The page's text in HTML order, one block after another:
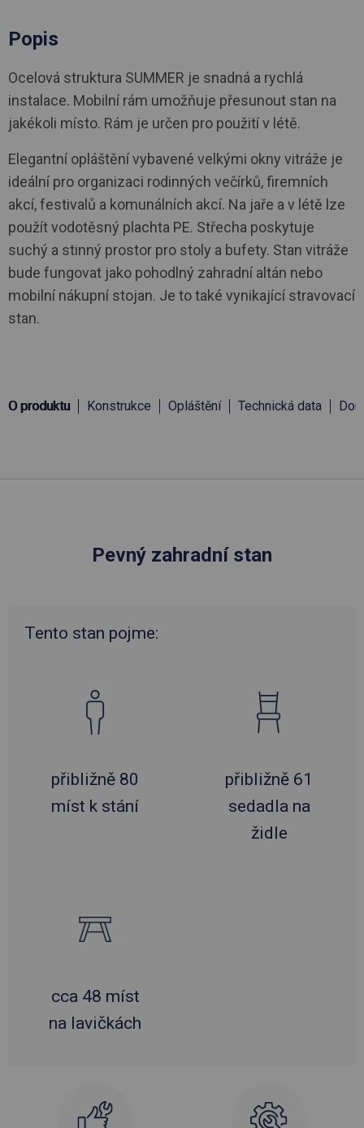
Popis
Ocelová struktura SUMMER je snadná a rychlá
instalace. Mobilní rám umožňuje přesunout stan na
jakékoli místo. Rám je určen pro použití v létě.
Elegantní opláštění vybavené velkými okny vitráže je
ideální pro organizaci rodinných večírků, firemních
akcí, festivalů a komunálních akcí. Na jaře a v létě lze
použít vodotěsný plachta PE. Střecha poskytuje
suchý a stinný prostor pro stoly a bufety. Stan vitráže
bude fungovat jako pohodlný zahradní altán nebo
mobilní nákupní stojan. Je to také vynikající stravovací
stan.
O produktu Konstrukce Opláštění Technická data
Pevný zahradní stan
Tento stan pojme:
přibližně 80
míst k stání
přibližně 61
sedadla na
židle
cca 48 míst
na lavičkách